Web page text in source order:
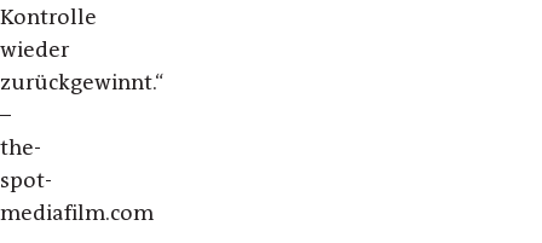
Kontrolle
wieder
zurückgewinnt.“
–
the-
spot-
mediafilm.com